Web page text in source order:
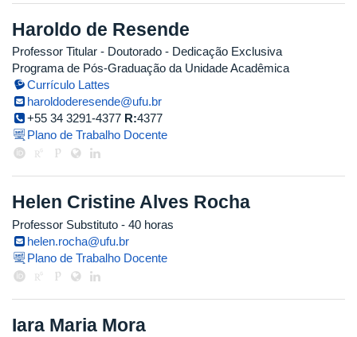
Haroldo de Resende
Professor Titular - Doutorado - Dedicação Exclusiva
Programa de Pós-Graduação da Unidade Acadêmica
Currículo Lattes
haroldoderesende@ufu.br
+55 34 3291-4377 R:4377
Plano de Trabalho Docente
Helen Cristine Alves Rocha
Professor Substituto - 40 horas
helen.rocha@ufu.br
Plano de Trabalho Docente
Iara Maria Mora